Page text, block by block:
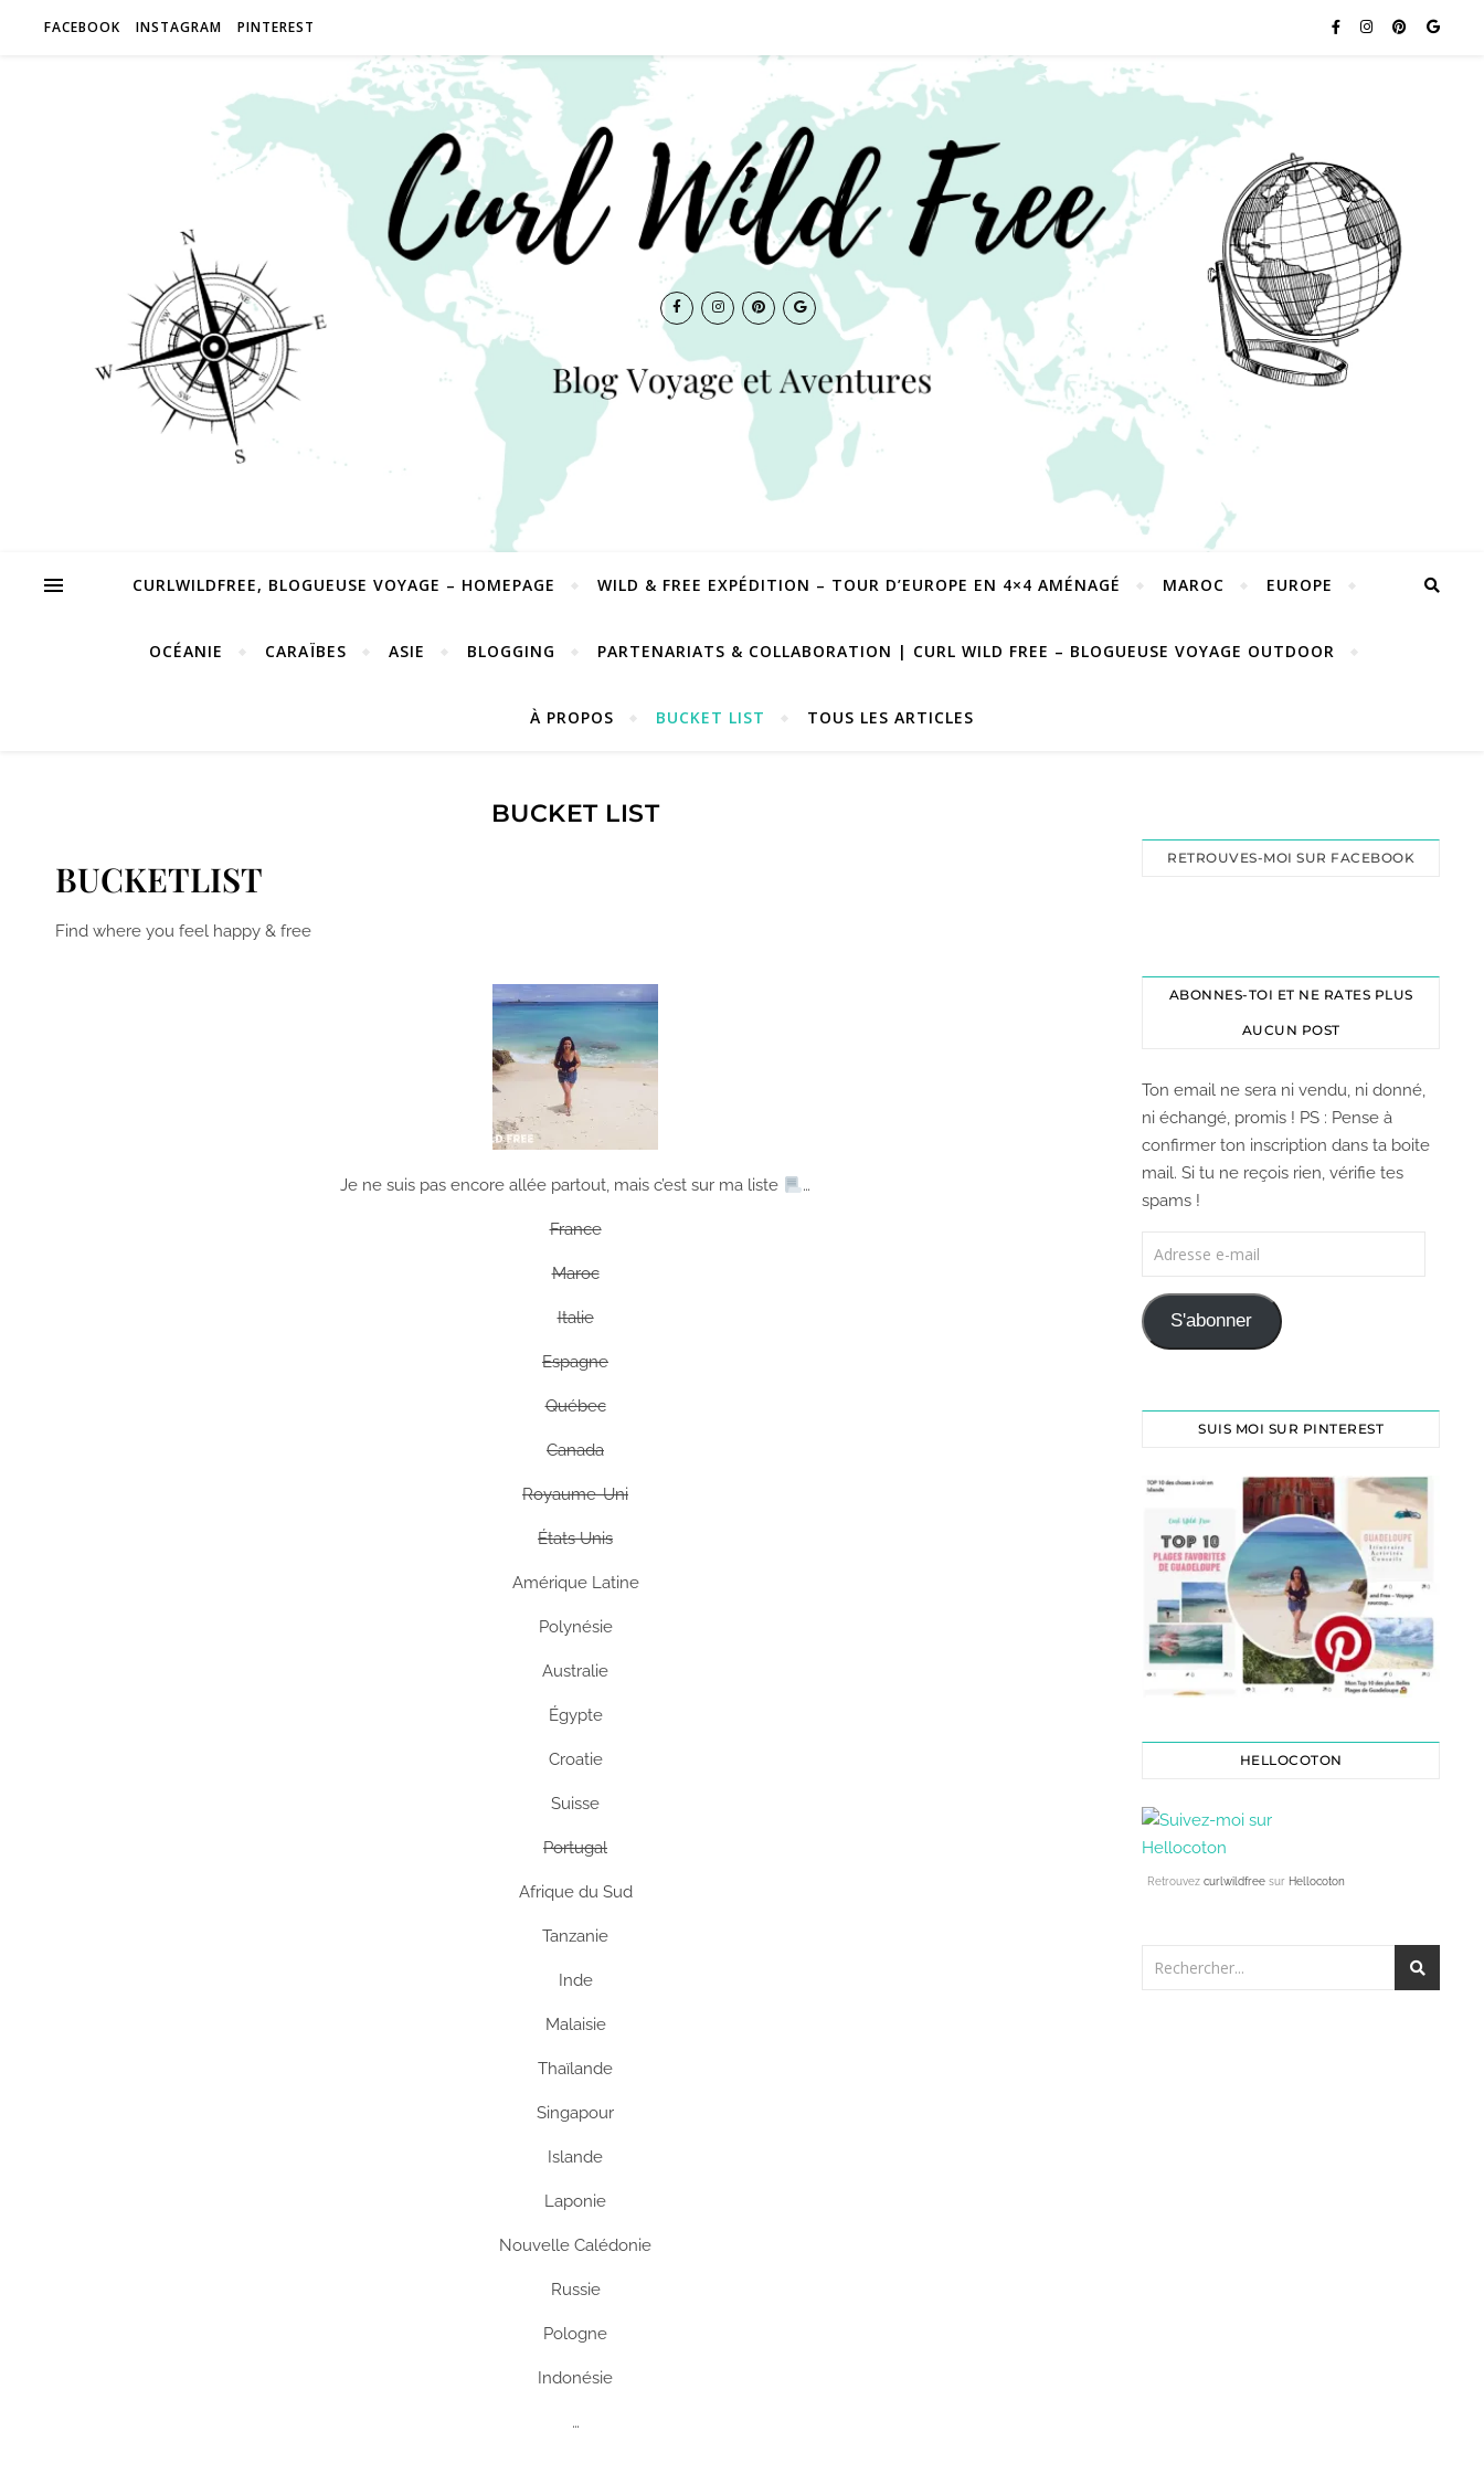
FACEBOOK INSTAGRAM PINTEREST
CURLWILDFREE, BLOGUEUSE VOYAGE – HOMEPAGE WILD & FREE EXPÉDITION – TOUR D’EUROPE EN 4×4 AMÉNAGÉ MAROC EUROPE
OCÉANIE CARAÏBES ASIE BLOGGING PARTENARIATS & COLLABORATION | CURL WILD FREE – BLOGUEUSE VOYAGE OUTDOOR
À PROPOS BUCKET LIST TOUS LES ARTICLES
BUCKET LIST
BUCKETLIST
Find where you feel happy & free
Je ne suis pas encore allée partout, mais c’est sur ma liste …
France
Maroc
Italie
Espagne
Québec
Canada
Royaume-Uni
États Unis
Amérique Latine
Polynésie
Australie
Égypte
Croatie
Suisse
Portugal
Afrique du Sud
Tanzanie
Inde
Malaisie
Thaïlande
Singapour
Islande
Laponie
Nouvelle Calédonie
Russie
Pologne
Indonésie
…
RETROUVES-MOI SUR FACEBOOK
ABONNES-TOI ET NE RATES PLUS
AUCUN POST
Ton email ne sera ni vendu, ni donné,
ni échangé, promis ! PS : Pense à
confirmer ton inscription dans ta boite
mail. Si tu ne reçois rien, vérifie tes
spams !
S'abonner
SUIS MOI SUR PINTEREST
HELLOCOTON
Retrouvez curlwildfree sur Hellocoton